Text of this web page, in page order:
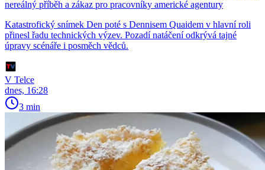
nereálný příběh a zákaz pro pracovníky americké agentury
Katastrofický snímek Den poté s Dennisem Quaidem v hlavní roli
přinesl řadu technických výzev. Pozadí natáčení odkrývá tajné
úpravy scénáře i posměch vědců.
V Telce
dnes, 16:28
3 min